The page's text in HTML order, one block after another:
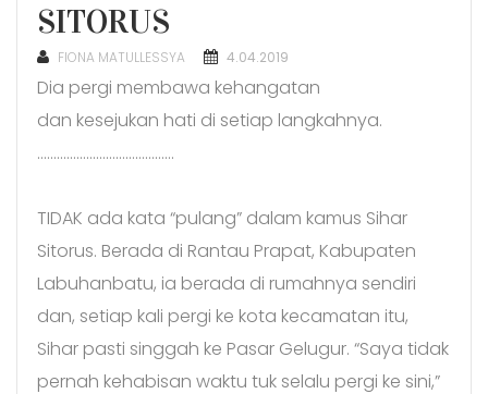
SITORUS
FIONA MATULLESSYA
POSTED
4.04.2019
Dia pergi membawa kehangatan
dan kesejukan hati di setiap langkahnya.
……………………………………
TIDAK ada kata “pulang” dalam kamus Sihar
Sitorus. Berada di Rantau Prapat, Kabupaten
Labuhanbatu, ia berada di rumahnya sendiri
dan, setiap kali pergi ke kota kecamatan itu,
Sihar pasti singgah ke Pasar Gelugur. “Saya tidak
pernah kehabisan waktu tuk selalu pergi ke sini,”